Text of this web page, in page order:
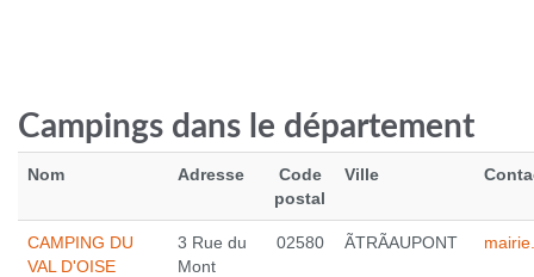
Voir le produit
Campings dans le département
Nom Adresse
Code
postal
Ville
CAMPING DU
VAL D'OISE
3 Rue du
Mont
02580 ÃTRÃAUPONT